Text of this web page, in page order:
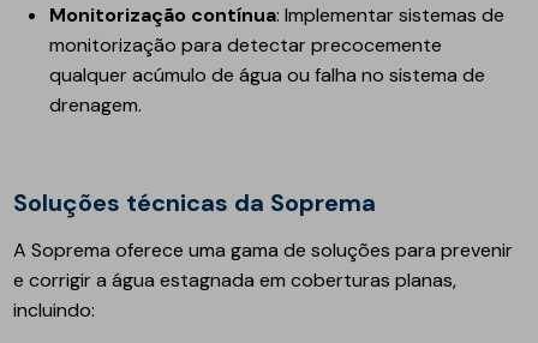
Monitorização contínua: Implementar sistemas de
monitorização para detectar precocemente
qualquer acúmulo de água ou falha no sistema de
drenagem.
Soluções técnicas da Soprema
A Soprema oferece uma gama de soluções para prevenir
e corrigir a água estagnada em coberturas planas,
incluindo: